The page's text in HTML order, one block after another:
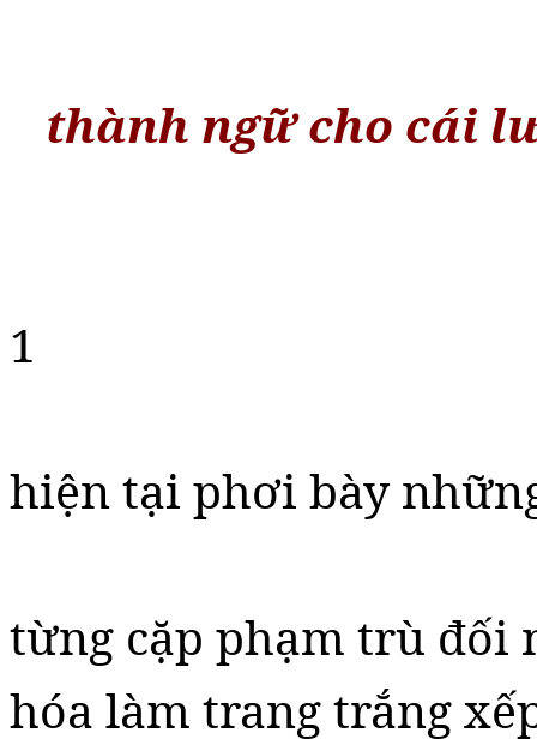
thành ngữ cho cái
1
hiện tại phơi bày
từng cặp phạm trù đối
hóa làm trang trắng